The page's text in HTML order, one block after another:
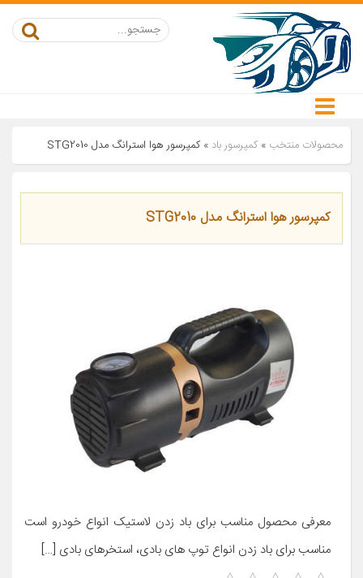
محصولات منتخب » کمپرسور باد »کمپرسور هوا استرانگ مدل STG2010
کمپرسور هوا استرانگ مدل STG2010
معرفی محصول مناسب برای باد زدن لاستیک انواع خودرو است
مناسب برای باد زدن انواع توپ های بادی، استخرهای بادی […]